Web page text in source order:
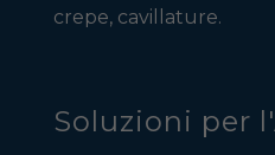
crepe, cavillature.
Soluzioni per